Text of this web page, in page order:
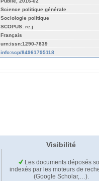
Science politique générale
Sociologie politique
SCOPUS: re.j
Français
urn:issn:1290-7839
info:scp/84961795118
Visibilité
Les documents déposés
indexés par les moteurs de
(Google Scholar,…).